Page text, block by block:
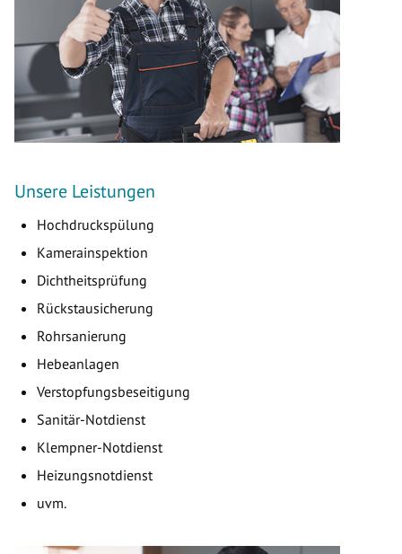
Unsere Leistungen
Hochdruckspülung
Kamerainspektion
Dichtheitsprüfung
Rückstausicherung
Rohrsanierung
Hebeanlagen
Verstopfungsbeseitigung
Sanitär-Notdienst
Klempner-Notdienst
Heizungsnotdienst
uvm.